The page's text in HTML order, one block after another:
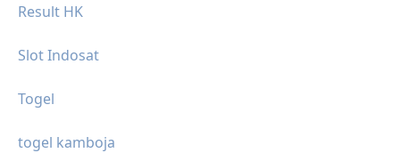
Result HK
Slot Indosat
Togel
togel kamboja